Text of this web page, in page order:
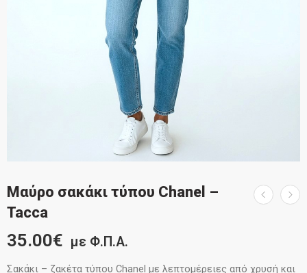
Mαύρο σακάκι τύπου Chanel –
Tacca
35.00€ με Φ.Π.Α.
Σακάκι – ζακέτα τύπου Chanel με λεπτομέρειες από χρυσή και